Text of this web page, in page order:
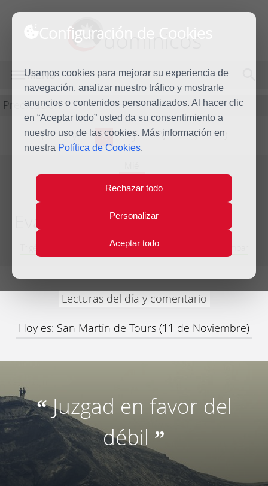
Configuración de Cookies
Usamos cookies para mejorar su experiencia de
navegación, analizar nuestro tráfico y mostrarle
anuncios o contenidos personalizados. Al hacer clic
en “Aceptar todo” usted da su consentimiento a
nuestro uso de las cookies. Más información en
nuestra Política de Cookies.
Rechazar todo
Personalizar
Aceptar todo
dominicos
MENÚ
Predicación
L M X J V S D
11
Nov
Evangelio del día
Trigésimo segunda semana del Tiempo Ordinario - Año Impar
Lecturas del día y comentario
Hoy es: San Martín de Tours (11 de Noviembre)
“Juzgad en favor del
débil ”